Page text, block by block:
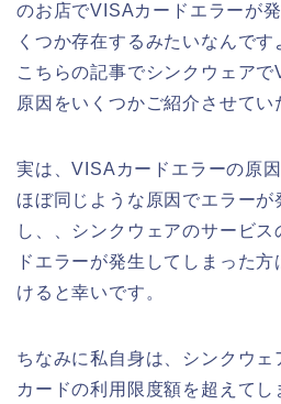
のお店でVISAカードエラーが
くつか存在するみたいなんです
こちらの記事でシンクウェア
原因をいくつかご紹介させてい
実は、VISAカードエラーの原
ほぼ同じような原因でエラーが
し、、シンクウェアのサービ
ドエラーが発生してしまった
けると幸いです。
ちなみに私自身は、シンクウ
カードの利用限度額を超えて